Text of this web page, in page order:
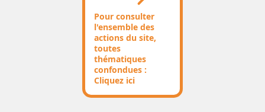
Pour consulter
l'ensemble des
actions du site,
toutes
thématiques
confondues :
Cliquez ici